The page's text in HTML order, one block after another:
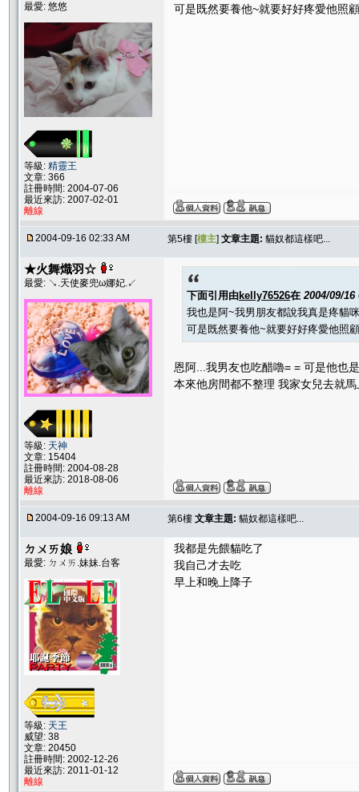
最愛: 悠悠
等級: 精靈王
文章: 366
註冊時間: 2004-07-06
最近來訪: 2007-02-01
離線
可是既然要養他~就要好好疼愛他照
2004-09-16 02:33 AM 第5樓 [樓主] 文章主題: 貓奴都這樣吧...
★火舞熾羽☆
最愛: ↘.天使麥兜ω娜妃.↙
等級: 天神
文章: 15404
註冊時間: 2004-08-28
最近來訪: 2018-08-06
離線
下面引用由kelly76526在 2004/09/16
我也是阿~我男朋友都說我真是疼貓
可是既然要養他~就要好好疼愛他照
恩阿...我男友也吃醋嚕= = 可是他也
本來他房間都不整理 我家女兒去就
2004-09-16 09:13 AM 第6樓 文章主題: 貓奴都這樣吧...
ㄉㄨㄞ娘
最愛: ㄉㄨㄞ.妹妹.台客
等級: 天王
威望: 38
文章: 20450
註冊時間: 2002-12-26
最近來訪: 2011-01-12
離線
我都是先餵貓吃了
我自己才去吃
早上和晚上降子